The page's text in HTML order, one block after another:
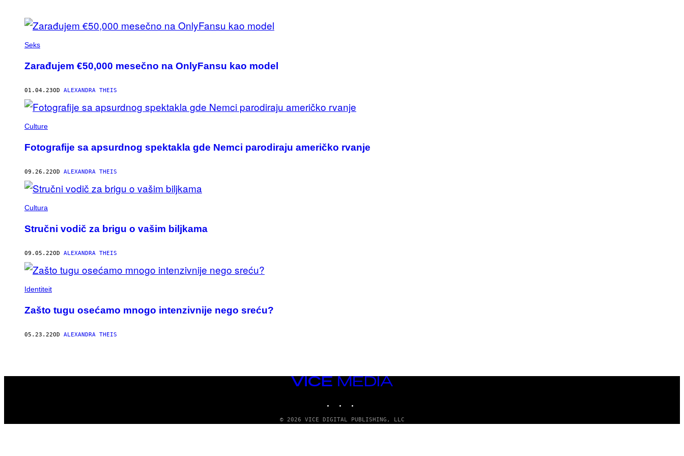
POSTS
BY
THIS
Seks
Zarađujem €50,000 mesečno na OnlyFansu kao model
01.04.23OD ALEXANDRA THEIS
Culture
Fotografije sa apsurdnog spektakla gde Nemci parodiraju američko rvanje
09.26.22OD ALEXANDRA THEIS
Cultura
Stručni vodič za brigu o vašim biljkama
09.05.22OD ALEXANDRA THEIS
Identiteit
Zašto tugu osećamo mnogo intenzivnije nego sreću?
05.23.22OD ALEXANDRA THEIS
VICE
© 2026 VICE DIGITAL PUBLISHING, LLC